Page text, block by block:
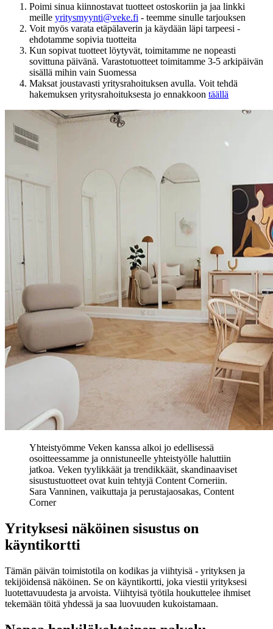
Poimi sinua kiinnostavat tuotteet ostoskoriin ja jaa linkki
meille yritysmyynti@veke.fi - teemme sinulle tarjouksen
Voit myös varata etäpälaverin ja käydään läpi tarpeesi -
ehdotamme sopivia tuotteita
Kun sopivat tuotteet löytyvät, toimitamme ne nopeasti
sovittuna päivänä. Varastotuotteet toimitamme 3-5 arkipäivän
sisällä mihin vain Suomessa
Maksat joustavasti yritysrahoituksen avulla. Voit tehdä
hakemuksen yritysrahoituksesta jo ennakkoon täällä
Yhteistyömme Veken kanssa alkoi jo edellisessä
osoitteessamme ja onnistuneelle yhteistyölle haluttiin
jatkoa. Veken tyylikkäät ja trendikkäät, skandinaaviset
sisustustuotteet ovat kuin tehtyjä Content Corneriin.
Sara Vanninen, vaikuttaja ja perustajaosakas, Content
Corner
Yrityksesi näköinen sisustus on
käyntikortti
Tämän päivän toimistotila on kodikas ja viihtyisä - yrityksen ja
tekijöidensä näköinen. Se on käyntikortti, joka viestii yrityksesi
luotettavuudesta ja arvoista. Viihtyisä työtila houkuttelee ihmiset
tekemään töitä yhdessä ja saa luovuuden kukoistamaan.